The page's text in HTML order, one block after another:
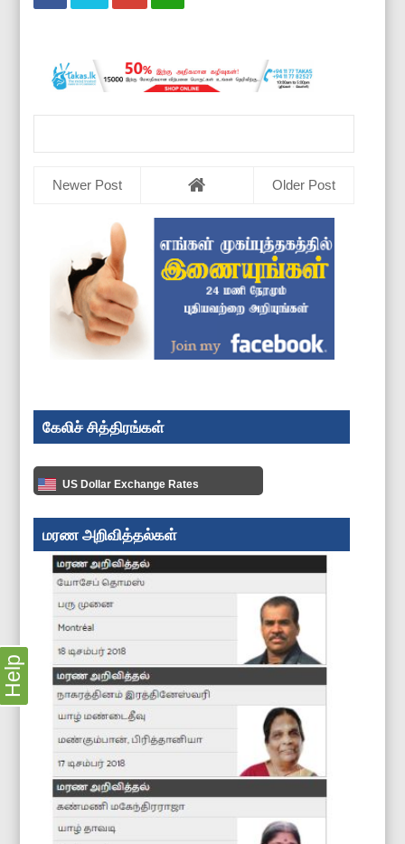
Newer Post Older Post
கேலிச் சித்திரங்கள்
US Dollar Exchange Rates
மரண அறிவித்தல்கள்
Help